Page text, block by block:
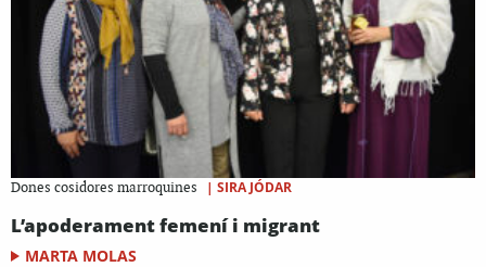
Dones cosidores marroquines | SIRA JÓDAR
L’apoderament femení i migrant
MARTA MOLAS